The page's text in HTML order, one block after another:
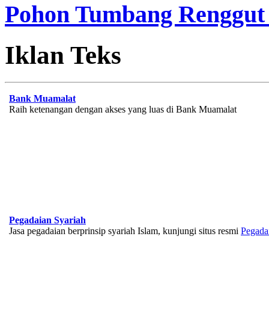
Pohon Tumbang
Iklan Teks
Bank Muamalat
Raih ketenangan dengan akses yang luas di Bank Muamalat
Pegadaian Syariah
Jasa pegadaian berprinsip syariah Islam, kunjungi situs resmi